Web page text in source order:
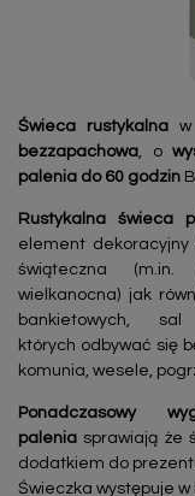
Świeca rustykalna w
bezzapachowa , o
palenia do 60 godzin
Rustykalna świeca
element dekoracyjny
świąteczna (m.in.
wielkanocna) jak
bankietowych,
których odbywać się
komunia, wesele,
Ponadczasowy
palenia sprawiają że
dodatkiem do
Świeczka występuje